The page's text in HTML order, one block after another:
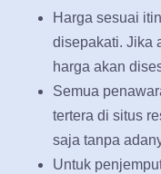
Harga sesuai
disepakati. Jika
harga akan
Semua
tertera di situs
saja tanpa
Untuk